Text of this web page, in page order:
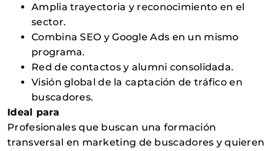
Amplia trayectoria y reconocimiento en el
sector.
Combina SEO y Google Ads en un mismo
programa.
Red de contactos y alumni consolidada.
Visión global de la captación de tráfico en
buscadores.
Ideal para
Profesionales que buscan una formación
transversal en marketing de buscadores y quieren